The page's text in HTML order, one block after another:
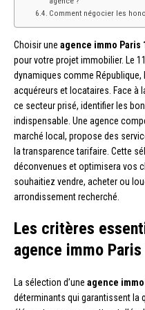
Comment négocier les
Choisir une agence immo Paris
pour votre projet immobilier. Le
dynamiques comme
acquéreurs et locataires. Face à
ce secteur prisé, identifier les
indispensable. Une agence
marché local, propose des
la transparence tarifaire. Cette
déconvenues et optimisera vos
souhaitiez vendre, acheter ou
arrondissement recherché.
Les critères
agence immo Paris
La sélection d’une agence immo
déterminants qui garantissent la